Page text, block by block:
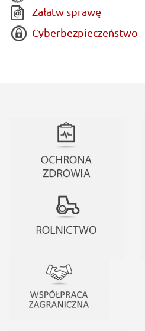
Załatw sprawę
Cyberbezpieczeństwo